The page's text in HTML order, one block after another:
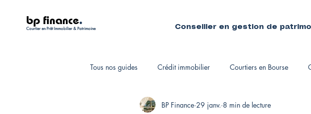
bp finance.
Courtier en Prêt Immobilier & Patrimoine Conseiller en gestion de
Tous nos guides Crédit immobilier Courtiers en Bourse
Fiscalité personnelle Courtiers immobiliers
BP Finance 29 janv. 8 min de lecture